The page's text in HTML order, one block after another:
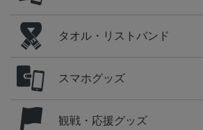
タオル・リストバンド
スマホグッズ
観戦・応援グッズ